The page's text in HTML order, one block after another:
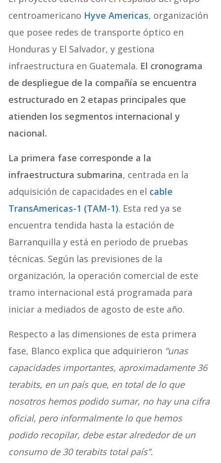
centroamericano Hyve Americas, organización
que posee redes de transporte óptico en
Honduras y El Salvador, y gestiona
infraestructura en Guatemala. El cronograma
de despliegue de la compañía se encuentra
estructurado en 2 etapas principales que
atienden los segmentos internacional y
nacional.
La primera fase corresponde a la
infraestructura submarina, centrada en la
adquisición de capacidades en el cable
TransAmericas-1 (TAM-1). Esta red ya se
encuentra tendida hasta la estación de
Barranquilla y está en periodo de pruebas
técnicas. Según las previsiones de la
organización, la operación comercial de este
tramo internacional está programada para
iniciar a mediados de agosto de este año.
Respecto a las dimensiones de esta primera
fase, Blanco explica que adquirieron “unas
capacidades importantes, aproximadamente 36
terabits, en un país que, en total de lo que
nosotros hemos podido sumar, no hay una cifra
oficial, pero informalmente lo que hemos
podido recopilar, debe estar alrededor de un
consumo de 30 terabits total país”.